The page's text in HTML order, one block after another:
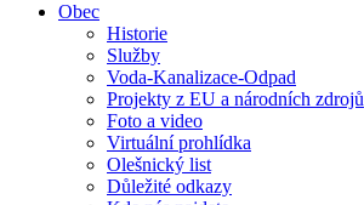
Obec
Historie
Služby
Voda-Kanalizace-Odpad
Projekty z EU a národních zdrojů
Foto a video
Virtuální prohlídka
Olešnický list
Důležité odkazy